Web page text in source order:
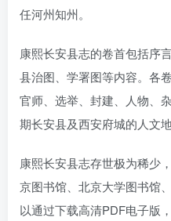
任河州知州。
康熙长安县志的卷首包括序
县治图、学署图等内容。各
官师、选举、封建、人物、
期长安县及西安府城的人文
康熙长安县志存世极为稀少
京图书馆、北京大学图书馆
以通过下载高清PDF电子版